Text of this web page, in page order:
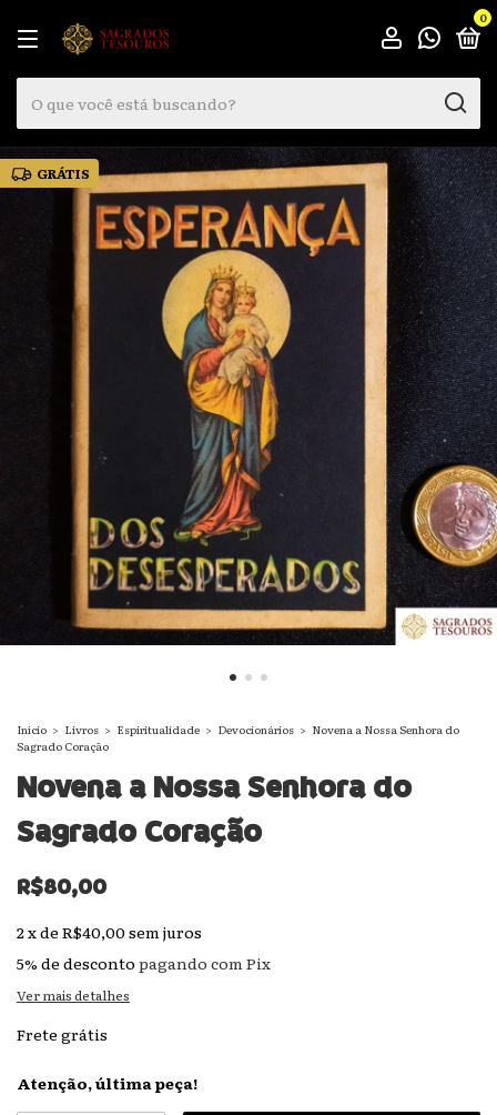
0
GRÁTIS
Início > Livros > Espiritualidade > Devocionários > Novena a Nossa Senhora do
Sagrado Coração
Novena a Nossa Senhora do
Sagrado Coração
R$80,00
2xde R$40,00 sem juros
5% de desconto pagando com Pix
Ver mais detalhes
Frete grátis
Atenção, última peça!